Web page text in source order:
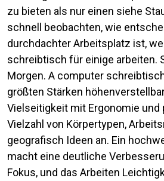
zu bieten als nur einen siehe
schnell beobachten, wie
durchdachter Arbeitsplatz ist,
schreibtisch für einige arbeiten.
Morgen. A computer
größten Stärken
Vielseitigkeit mit Ergonomie
Vielzahl von Körpertypen,
geografisch Ideen an. Ein
macht eine deutliche
Fokus, und das Arbeiten